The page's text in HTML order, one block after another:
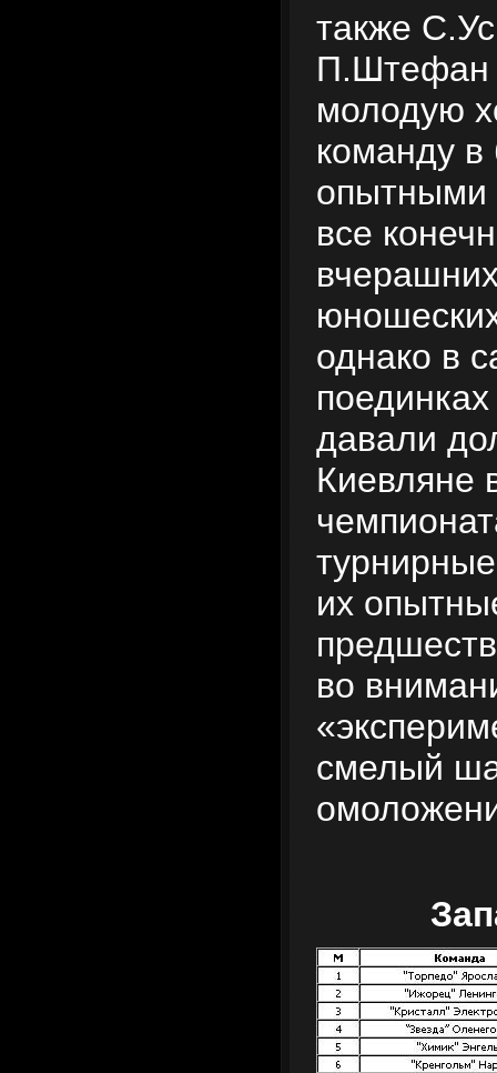
также
П.Штефан
молодую
команду в
опытными
все
однако в
давали
Киевляне
их
во
смелый